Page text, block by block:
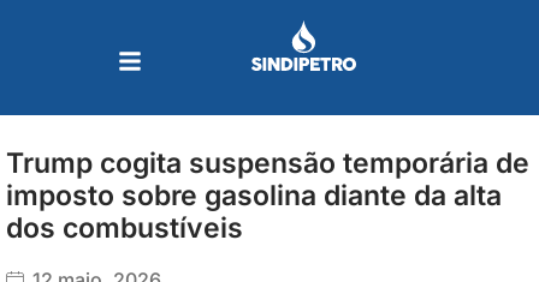
Trump cogita suspensão temporária de
imposto sobre gasolina diante da alta
dos combustíveis